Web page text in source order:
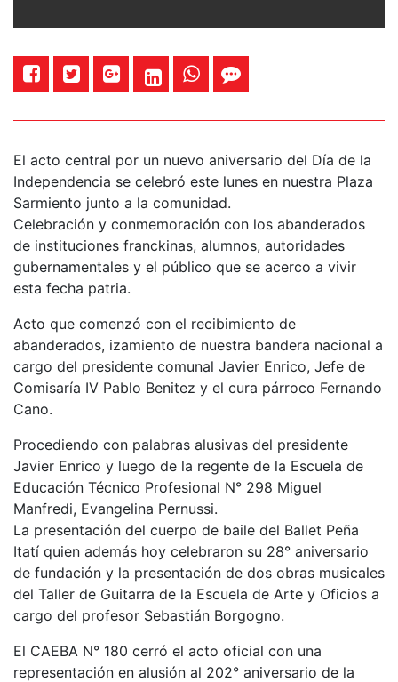
El acto central por un nuevo aniversario del Día de la
Independencia se celebró este lunes en nuestra Plaza
Sarmiento junto a la comunidad.
Celebración y conmemoración con los abanderados
de instituciones franckinas, alumnos, autoridades
gubernamentales y el público que se acerco a vivir
esta fecha patria.
Acto que comenzó con el recibimiento de
abanderados, izamiento de nuestra bandera nacional a
cargo del presidente comunal Javier Enrico, Jefe de
Comisaría IV Pablo Benitez y el cura párroco Fernando
Cano.
Procediendo con palabras alusivas del presidente
Javier Enrico y luego de la regente de la Escuela de
Educación Técnico Profesional N° 298 Miguel
Manfredi, Evangelina Pernussi.
La presentación del cuerpo de baile del Ballet Peña
Itatí quien además hoy celebraron su 28° aniversario
de fundación y la presentación de dos obras musicales
del Taller de Guitarra de la Escuela de Arte y Oficios a
cargo del profesor Sebastián Borgogno.
El CAEBA N° 180 cerró el acto oficial con una
representación en alusión al 202° aniversario de la